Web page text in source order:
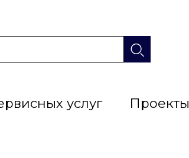
услуг Проекты